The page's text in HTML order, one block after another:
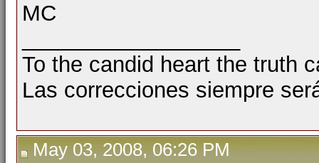
MC
To the candid heart the truth
Las correcciones siempre
May 03, 2008, 06:26 PM